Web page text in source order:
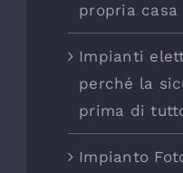
propria casa
Impianti
perché la
prima di
Impianto